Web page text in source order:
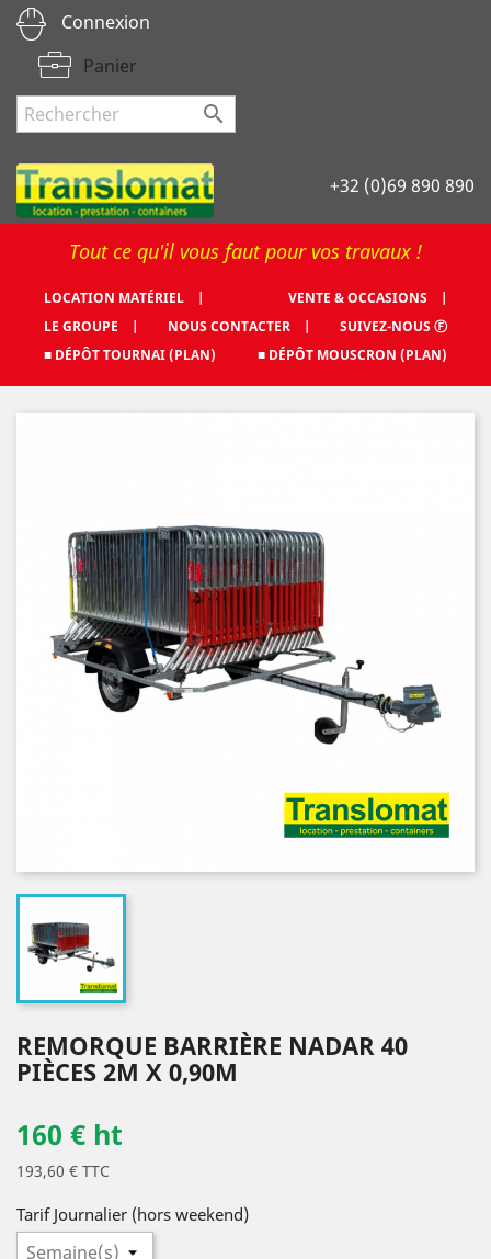
Connexion
Panier

+32 (0)69 890 890
Tout ce qu'il vous faut pour vos travaux !
LOCATION MATÉRIEL |
VENTE & OCCASIONS |
LE GROUPE |
NOUS CONTACTER |
SUIVEZ-NOUS Ⓕ
■ DÉPÔT TOURNAI (PLAN)
■ DÉPÔT MOUSCRON (PLAN)
REMORQUE BARRIÈRE NADAR 40
PIÈCES 2M X 0,90M
160 € ht
193,60 € TTC
Tarif Journalier (hors weekend)